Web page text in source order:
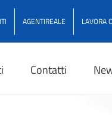
AGENTIREALE LAVORA
Contatti